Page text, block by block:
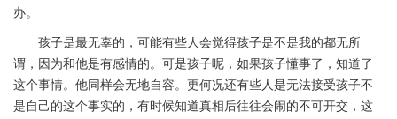
办。
孩子是最无辜的，可能有些人会觉得孩子是不是我的都无所
谓，因为和他是有感情的。可是孩子呢，如果孩子懂事了，知道了
这个事情。他同样会无地自容。更何况还有些人是无法接受孩子不
是自己的这个事实的，有时候知道真相后往往会闹的不可开交，这